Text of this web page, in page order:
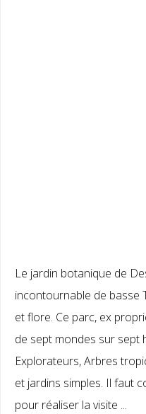
Le jardin botanique de
incontournable de basse
et flore. Ce parc, ex
de sept mondes sur sept
Explorateurs, Arbres
et jardins simples. Il faut
pour réaliser la visite ...